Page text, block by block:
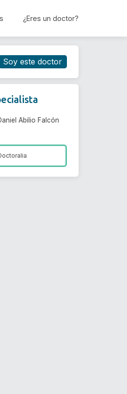
¿Eres un doctor?
Reservar cita
Soy este doctor
Abilio Falcón